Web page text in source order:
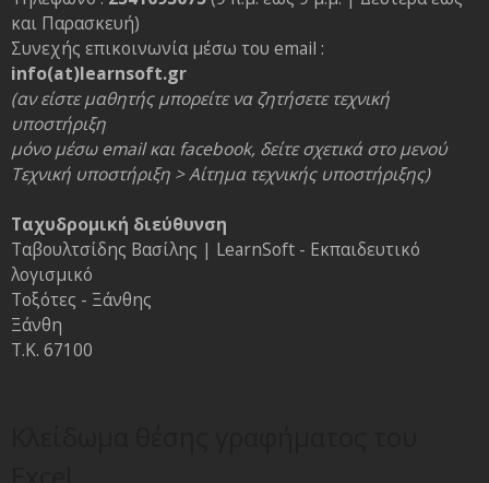
και Παρασκευή)
Συνεχής επικοινωνία μέσω του email :
info(at)learnsoft.gr
(αν είστε μαθητής μπορείτε να ζητήσετε τεχνική
υποστήριξη
μόνο μέσω email και facebook, δείτε σχετικά στο μενού
Τεχνική υποστήριξη > Αίτημα τεχνικής υποστήριξης)
Ταχυδρομική διεύθυνση
Ταβουλτσίδης Βασίλης | LearnSoft - Εκπαιδευτικό
λογισμικό
Τοξότες - Ξάνθης
Ξάνθη
Τ.Κ. 67100